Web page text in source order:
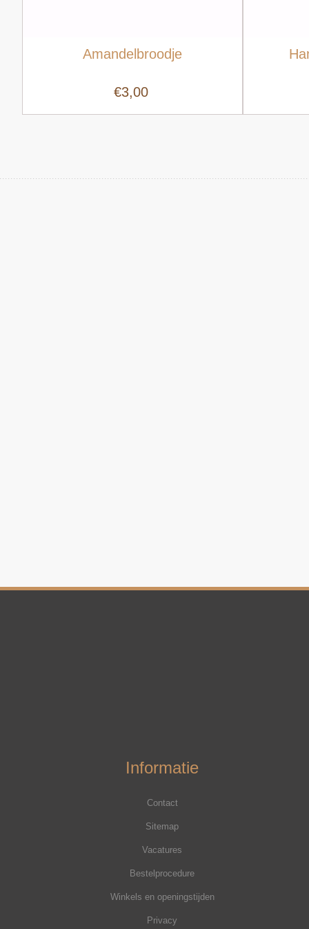
Amandelbroodje
€3,00
Informatie
Contact
Sitemap
Vacatures
Bestelprocedure
Winkels en openingstijden
Privacy